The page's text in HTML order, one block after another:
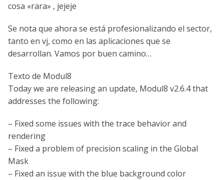
cosa «rara» , jejeje
Se nota que ahora se está profesionalizando el sector,
tanto en vj, como en las aplicaciones que se
desarrollan. Vamos por buen camino…
Texto de Modul8
Today we are releasing an update, Modul8 v2.6.4 that
addresses the following:
– Fixed some issues with the trace behavior and
rendering
– Fixed a problem of precision scaling in the Global
Mask
– Fixed an issue with the blue background color